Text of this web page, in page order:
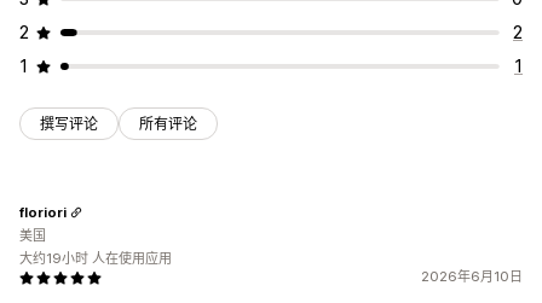
2
2
1
1
撰写评论 所有评论
2026年6月10日
floriori
美国
大约19小时 人在使用应用